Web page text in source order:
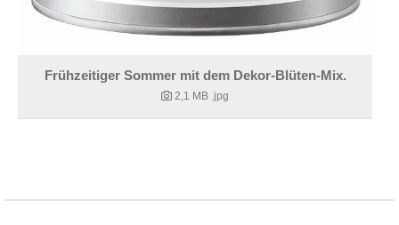
Frühzeitiger Sommer mit dem Dekor-Blüten-Mix.
2,1 MB .jpg